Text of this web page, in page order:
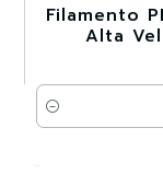
-30%
Filamento
Alta
Cantidad